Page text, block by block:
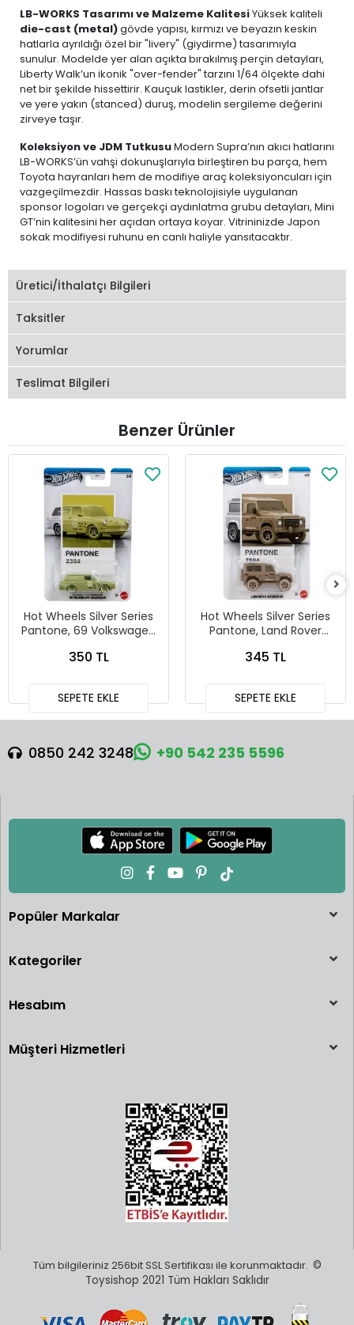
LB-WORKS Tasarımı ve Malzeme KalitesiYüksek kaliteli
die-cast (metal)gövde yapısı, kırmızı ve beyazın keskin
hatlarla ayrıldığı özel bir "livery" (giydirme) tasarımıyla
sunulur. Modelde yer alan açıkta bırakılmış perçin detayları,
Liberty Walk’un ikonik "over-fender" tarzını 1/64 ölçekte dahi
net bir şekilde hissettirir. Kauçuk lastikler, derin ofsetli jantlar
ve yere yakın (stanced) duruş, modelin sergileme değerini
zirveye taşır.
Koleksiyon ve JDM TutkusuModern Supra’nın akıcı hatlarını
LB-WORKS’ün vahşi dokunuşlarıyla birleştiren bu parça, hem
Toyota hayranları hem de modifiye araç koleksiyoncuları için
vazgeçilmezdir. Hassas baskı teknolojisiyle uygulanan
sponsor logoları ve gerçekçi aydınlatma grubu detayları, Mini
GT’nin kalitesini her açıdan ortaya koyar. Vitrininizde Japon
sokak modifiyesi ruhunu en canlı haliyle yansıtacaktır.
Üretici/İthalatçı Bilgileri
Taksitler
Yorumlar
Teslimat Bilgileri
Benzer Ürünler
Hot Wheels Silver Series
Pantone, 69 Volkswagen
350 TL
SEPETE EKLE
Hot Wheels Silver Series
Pantone, Land Rover
345 TL
SEPETE EKLE
0850 242 3248 +90 542 235 5596
Popüler Markalar
Kategoriler
Hesabım
Müşteri Hizmetleri
Tüm bilgileriniz 256bit SSL Sertifikası ile korunmaktadır. ©
Toysishop 2021 Tüm Hakları Saklıdır